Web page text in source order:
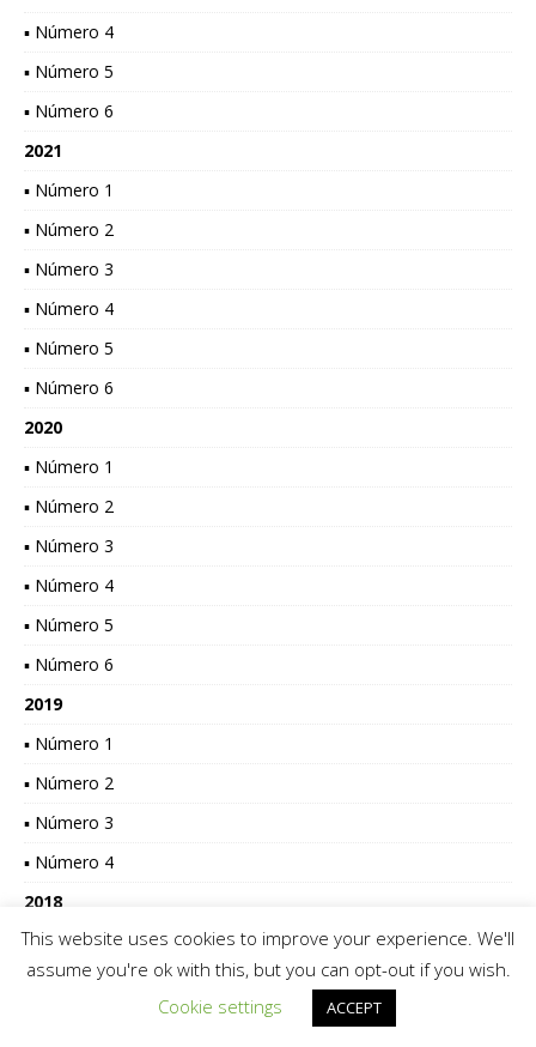
▪ Número 4
▪ Número 5
▪ Número 6
2021
▪ Número 1
▪ Número 2
▪ Número 3
▪ Número 4
▪ Número 5
▪ Número 6
2020
▪ Número 1
▪ Número 2
▪ Número 3
▪ Número 4
▪ Número 5
▪ Número 6
2019
▪ Número 1
▪ Número 2
▪ Número 3
▪ Número 4
2018
▪ Número 1
▪ Número 2
This website uses cookies to improve your experience. We'll
assume you're ok with this, but you can opt-out if you wish.
Cookie settings
ACCEPT